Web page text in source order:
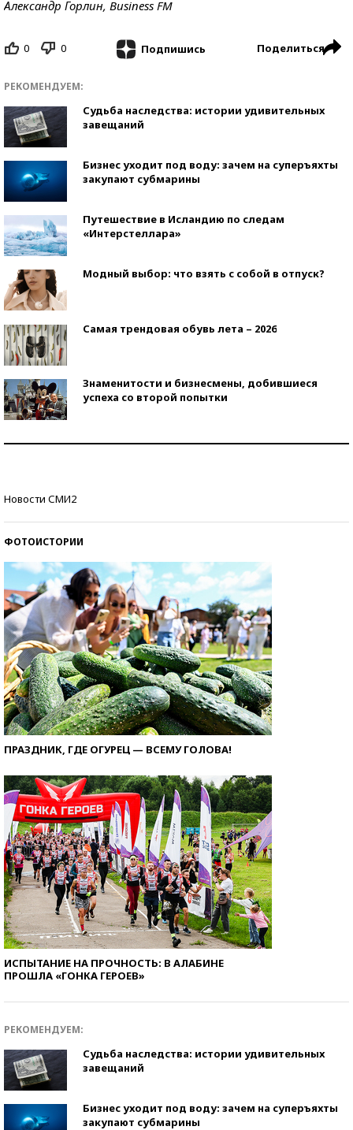
Александр Горлин, Business FM
0 0 Подпишись Поделиться
РЕКОМЕНДУЕМ:
Судьба наследства: истории удивительных
завещаний
Бизнес уходит под воду: зачем на суперъяхты
закупают субмарины
Путешествие в Исландию по следам
«Интерстеллара»
Модный выбор: что взять с собой в отпуск?
Самая трендовая обувь лета – 2026
Знаменитости и бизнесмены, добившиеся
успеха со второй попытки
Новости СМИ2
ФОТОИСТОРИИ
ПРАЗДНИК, ГДЕ ОГУРЕЦ — ВСЕМУ ГОЛОВА!
ИСПЫТАНИЕ НА ПРОЧНОСТЬ: В АЛАБИНЕ
ПРОШЛА «ГОНКА ГЕРОЕВ»
РЕКОМЕНДУЕМ:
Судьба наследства: истории удивительных
завещаний
Бизнес уходит под воду: зачем на суперъяхты
закупают субмарины